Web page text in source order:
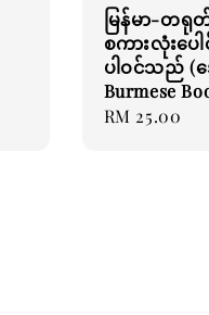
မြန်မာ-တ
စကားလုံးပေါ
ပါဝင်သည် (
Burmese
Regular
RM 25.00